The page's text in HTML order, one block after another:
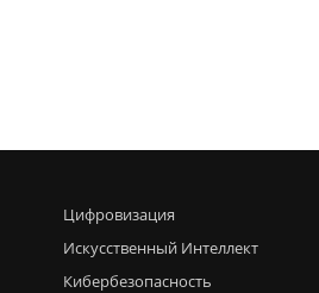
Цифровизация
Искусственный Интеллект
Кибербезопасность